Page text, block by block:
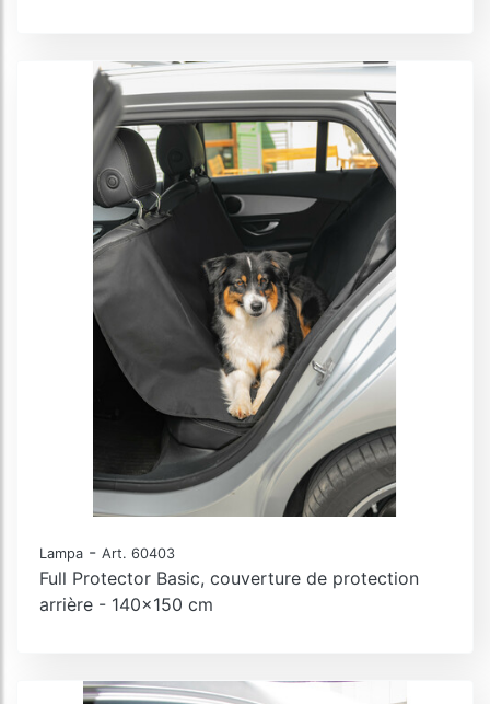
Lampa - Art. 60403
Full Protector Basic, couverture de protection
arrière - 140x150 cm